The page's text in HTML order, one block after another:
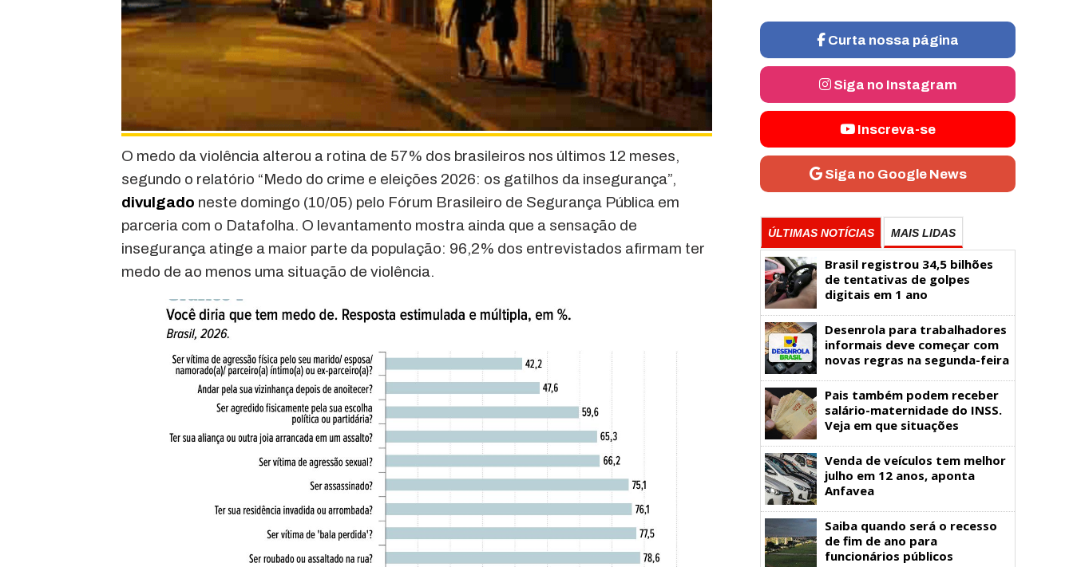
O medo da violência alterou a rotina de 57% dos brasileiros nos últimos 12 meses,
segundo o relatório “Medo do crime e eleições 2026: os gatilhos da insegurança”,
divulgado neste domingo (10/05) pelo Fórum Brasileiro de Segurança Pública em
parceria com o Datafolha. O levantamento mostra ainda que a sensação de
insegurança atinge a maior parte da população: 96,2% dos entrevistados afirmam ter
medo de ao menos uma situação de violência.
Curta nossa página
Siga no Instagram
Inscreva-se
Siga no Google News
ÚLTIMAS NOTÍCIAS MAIS LIDAS
Brasil registrou 34,5 bilhões
de tentativas de golpes
digitais em 1 ano
Desenrola para trabalhadores
informais deve começar com
novas regras na segunda-feira
Pais também podem receber
salário-maternidade do INSS.
Veja em que situações
Venda de veículos tem melhor
julho em 12 anos, aponta
Anfavea
Saiba quando será o recesso
de fim de ano para
funcionários públicos